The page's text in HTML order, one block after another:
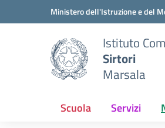
Vai ai contenuti
Vai al menu di navigazioneMinistero dell'Istruzione e del
Istituto
Sirtori
Marsala
Scuola Servizi